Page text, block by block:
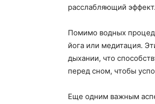
расслабляющий эффект.
Помимо водных
йога или медитация.
дыхании, что
перед сном, чтобы
Еще одним важным